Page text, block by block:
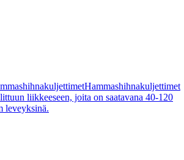
Hammashihnakuljettimet
liikkeeseen, joita on saatavana 40-120
leveyksinä.